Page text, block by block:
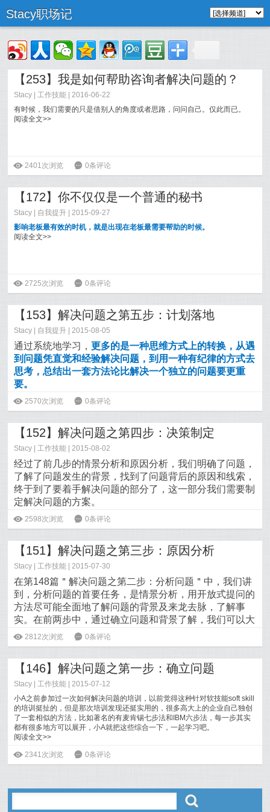
Stacy职场记
【253】我是如何帮助咨询者解决问题的？
Stacy |工作技能 | 2016-06-22
有时候，我们需要的只是借别人的角度或者思路，问问自己。仅此而已。
阅读全文>>
ė 2401次浏览 6 0条评论
【172】你不仅仅是一个普通的秘书
Stacy 自我提升 | 2015-09-27
影响老板最有效的时机，就是出现在老板最需要帮助的时候。
阅读全文>>
ė 2725次浏览 6 0条评论
【153】解决问题之第五步：计划落地
Stacy 自我提升 | 2015-08-05
通过系统地学习，更多的是一种思维方式上的转换，从遇
到问题凭直觉和经验解决问题，到用一种有纪律的方式去
思考，总结出一套方法论比解决一个独立的问题要更重
要。
阅读全文>>
ė 2570次浏览 6 0条评论
【152】解决问题之第四步：决策制定
Stacy |工作技能 | 2015-08-02
经过了前几步的情景分析和原因分析，我们明确了问题，
了解了问题发生的背景，找到了问题背后的原因和线索，
终于到了要着手解决问题的部分了，这一部分我们需要制
定解决问题的方案。
阅读全文>>
ė 2598次浏览 6 0条评论
【151】解决问题之第三步：原因分析
Stacy |工作技能 | 2015-07-30
在第148篇＂解决问题之第二步：分析问题＂中，我们讲
到，分析问题的首要任务，是情景分析，用开放式提问的
方法尽可能全面地了解问题的背景及来龙去脉，了解事
实。在前两步中，通过确立问题和背景了解，我们可以大
致了解具体是产品、服务、或者工作流程哪里出了问题，
那接下来就到了关键的一步，分析问题发生的原因。
阅读全文>>
ė 2812次浏览 6 0条评论
【146】解决问题之第一步：确立问题
Stacy |工作技能 | 2015-07-12
小A之前参加过一次如何解决问题的培训，以前觉得这种针对软技能soft skill
的培训挺扯的，但是那次培训发现还挺实用的，很多高大上的企业自己独创
了一套相似的方法，比如著名的有麦肯锡七步法和IBM六步法，每一步其实
都有很多地方可以展开，小A就把这些综合一下，一起学习吧。
阅读全文>>
ė 2341次浏览 6 0条评论
ő